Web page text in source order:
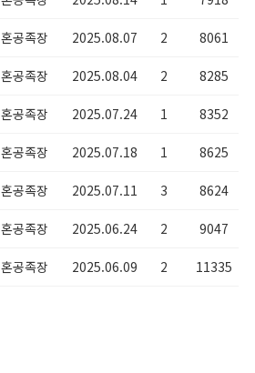
혼공족장 2025.08.07 2 8061
혼공족장 2025.08.04 2 8285
혼공족장 2025.07.24 1 8352
혼공족장 2025.07.18 1 8625
혼공족장 2025.07.11 3 8624
혼공족장 2025.06.24 2 9047
혼공족장 2025.06.09 2 11335